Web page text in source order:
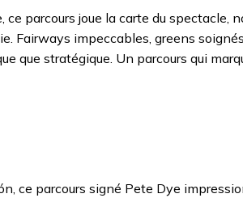
parcours joue la carte du spectacle,
Fairways impeccables, greens
que stratégique. Un parcours qui
ce parcours signé Pete Dye